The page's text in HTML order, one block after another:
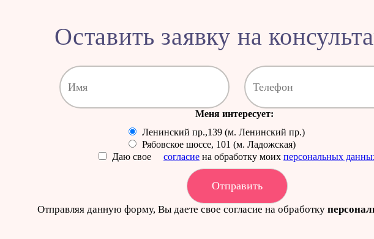
Оставить заявку на
Меня интересует:
Ленинский пр.,139 (м. Ленинский пр.)
Рябовское шоссе, 101 (м. Ладожская)
Даю свое
согласие на обработку моих персональных
Отправляя данную форму, Вы даете свое согласие на обработку